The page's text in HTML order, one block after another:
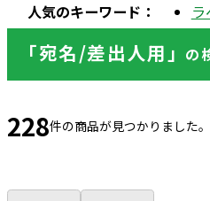
人気のキーワード：
「宛名/差出人用」 の
228件の商品が見つかりました。